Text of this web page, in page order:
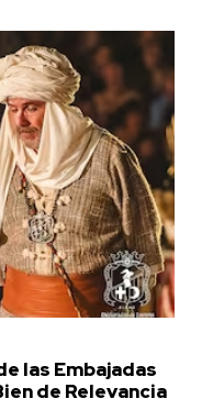
las Embajadas
de Relevancia